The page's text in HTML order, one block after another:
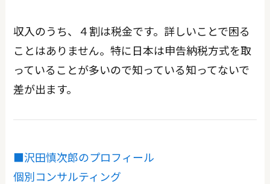
収入のうち、４割は税金です。詳しいことで困る
ことはありません。特に日本は申告納税方式を取
っていることが多いので知っている知ってないで
差が出ます。
■沢田慎次郎のプロフィール
個別コンサルティング